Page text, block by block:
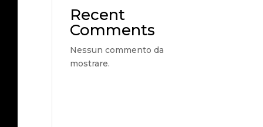
Recent
Comments
Nessun commento da
mostrare.